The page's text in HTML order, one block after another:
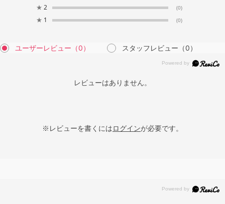
★ 2 (0)
★ 1 (0)
ユーザーレビュー （0） スタッフレビュー （0）
レビューはありません。
※レビューを書くにはログインが必要です。